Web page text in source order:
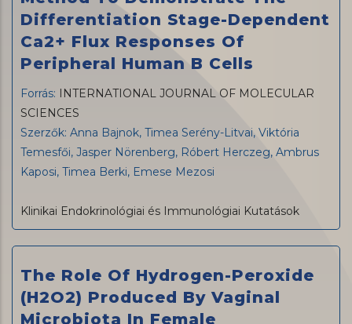
Differentiation Stage-Dependent
Ca2+ Flux Responses Of
Peripheral Human B Cells
Forrás:
INTERNATIONAL JOURNAL OF MOLECULAR
SCIENCES
Szerzők: Anna Bajnok, Timea Serény-Litvai, Viktória
Temesfői, Jasper Nörenberg, Róbert Herczeg, Ambrus
Kaposi, Timea Berki, Emese Mezosi
Klinikai Endokrinológiai és Immunológiai Kutatások
The Role Of Hydrogen-Peroxide
(H2O2) Produced By Vaginal
Microbiota In Female